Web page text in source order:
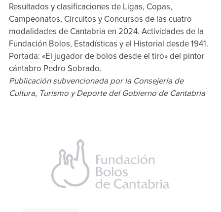
Resultados y clasificaciones de Ligas, Copas,
Campeonatos, Circuitos y Concursos de las cuatro
modalidades de Cantabria en 2024. Actividades de la
Fundación Bolos, Estadísticas y el Historial desde 1941.
Portada: «El jugador de bolos desde el tiro» del pintor
cántabro Pedro Sobrado.
Publicación subvencionada por la Consejería de
Cultura, Turismo y Deporte del Gobierno de Cantabria